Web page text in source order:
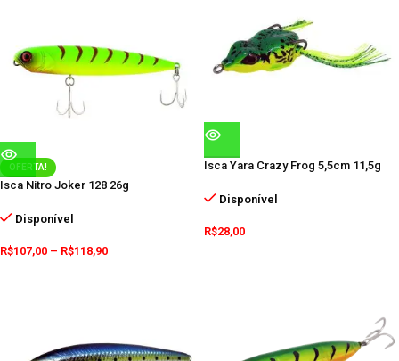
OFERTA!
Isca Nitro Joker 128 26g
Disponível
R$107,00 – R$118,90
Isca Yara Crazy Frog 5,5cm 11,5g
Disponível
R$28,00